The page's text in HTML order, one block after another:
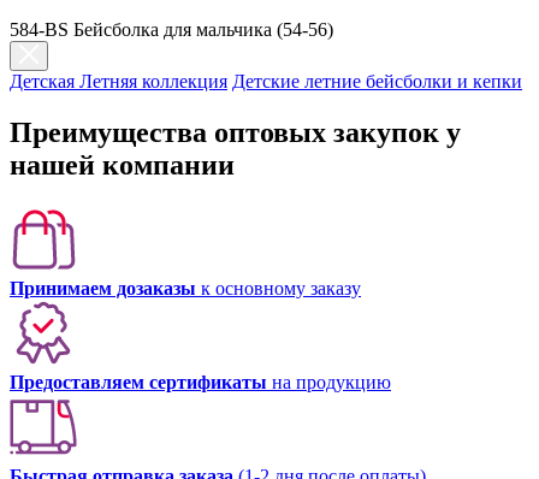
584-BS Бейсболка для мальчика (54-56)
Детская Летняя коллекция Детские летние бейсболки и кепки
Преимущества оптовых закупок у
нашей компании
Принимаем дозаказы к основному заказу
Предоставляем сертификаты на продукцию